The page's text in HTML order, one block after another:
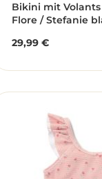
Bikini mit Volants
Flore / Stefanie
Regulärer Preis:
29,99 €